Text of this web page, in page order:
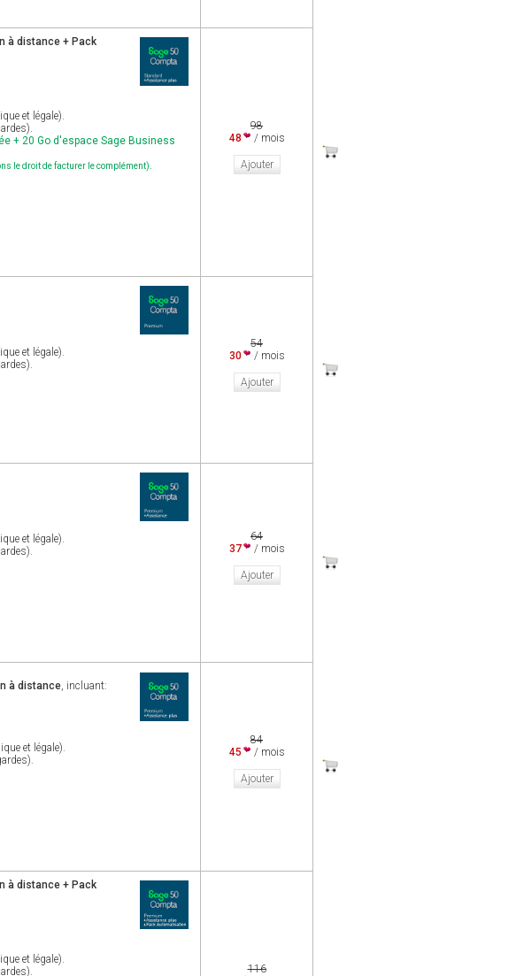
à distance + Pack
et légale).
+ 20 Go d'espace Sage Business
le droit de facturer le complément).
98
48
/ mois
Ajouter
et légale).
54
30
/ mois
Ajouter
et légale).
64
37
/ mois
Ajouter
à distance, incluant:
et légale).
84
45
/ mois
Ajouter
à distance + Pack
et légale).
116